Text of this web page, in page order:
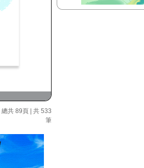
| 總共 89頁 | 共 533
筆